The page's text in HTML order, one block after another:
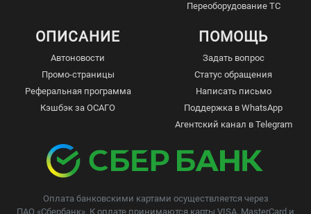
Переоборудование ТС
ОПИСАНИЕ
Автоновости
Промо-страницы
Реферальная программа
Кэшбэк за ОСАГО
ПОМОЩЬ
Задать вопрос
Статус обращения
Написать письмо
Поддержка в WhatsApp
Агентский канал в Telegram
Оплата банковскими картами осуществляется через
ПАО «Сбербанк». К оплате принимаются карты VISA, MasterCard и